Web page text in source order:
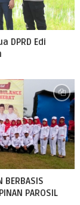
DPRD Edi
BERBASIS
PAROSIL